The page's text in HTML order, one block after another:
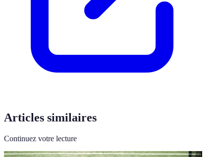
Articles similaires
Continuez votre lecture